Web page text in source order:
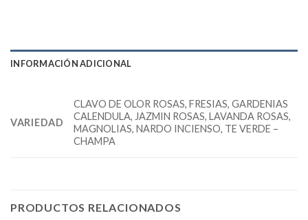
INFORMACIÓN ADICIONAL
VARIEDAD
CLAVO DE OLOR ROSAS, FRESIAS, GARDENIAS
CALENDULA, JAZMIN ROSAS, LAVANDA ROSAS,
MAGNOLIAS, NARDO INCIENSO, TE VERDE –
CHAMPA
PRODUCTOS RELACIONADOS